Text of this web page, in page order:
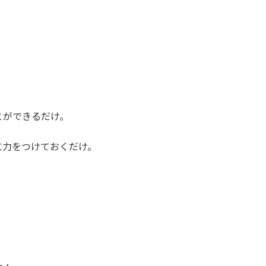
できるだけ。
をつけておくだけ。